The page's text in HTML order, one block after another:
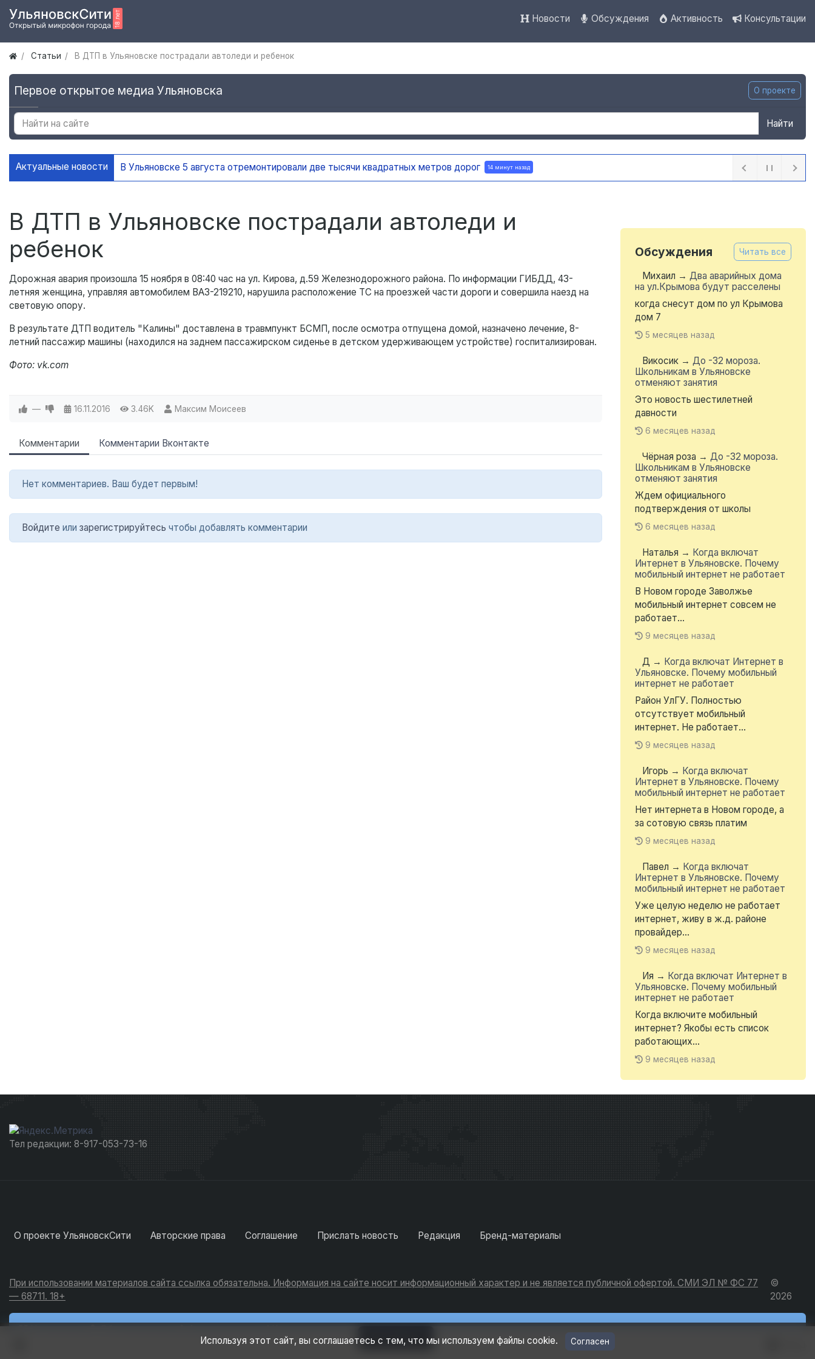
Новости Обсуждения Активность Консультации
Статьи В ДТП в Ульяновске пострадали автоледи и ребенок
Первое открытое медиа Ульяновска О проекте
Найти
Актуальные новости В Ульяновске 5 августа отремонтировали две тысячи квадратных метров дорог 14 минут назад
В ДТП в Ульяновске пострадали автоледи и
ребенок
Дорожная авария произошла 15 ноября в 08:40 час на ул. Кирова, д.59 Железнодорожного района. По информации ГИБДД, 43-
летняя женщина, управляя автомобилем ВАЗ-219210, нарушила расположение ТС на проезжей части дороги и совершила наезд на
световую опору.
В результате ДТП водитель "Калины" доставлена в травмпункт БСМП, после осмотра отпущена домой, назначено лечение, 8-
летний пассажир машины (находился на заднем пассажирском сиденье в детском удерживающем устройстве) госпитализирован.
Фото: vk.com
— 16.11.2016 3.46K Максим Моисеев
Комментарии Комментарии Вконтакте
Нет комментариев. Ваш будет первым!
Войдите или зарегистрируйтесь чтобы добавлять комментарии
Обсуждения Читать все
Михаил → Два аварийных дома
на ул.Крымова будут расселены
когда снесут дом по ул Крымова
дом 7
5 месяцев назад
Викосик → До -32 мороза.
Школьникам в Ульяновске
отменяют занятия
Это новость шестилетней
давности
6 месяцев назад
Чёрная роза → До -32 мороза.
Школьникам в Ульяновске
отменяют занятия
Ждем официального
подтверждения от школы
6 месяцев назад
Наталья → Когда включат
Интернет в Ульяновске. Почему
мобильный интернет не работает
В Новом городе Заволжье
мобильный интернет совсем не
работает...
9 месяцев назад
Д → Когда включат Интернет в
Ульяновске. Почему мобильный
интернет не работает
Район УлГУ. Полностью
отсутствует мобильный
интернет. Не работает...
9 месяцев назад
Игорь → Когда включат
Интернет в Ульяновске. Почему
мобильный интернет не работает
Нет интернета в Новом городе, а
за сотовую связь платим
9 месяцев назад
Павел → Когда включат
Интернет в Ульяновске. Почему
мобильный интернет не работает
Уже целую неделю не работает
интернет, живу в ж.д. районе
провайдер...
9 месяцев назад
Ия → Когда включат Интернет в
Ульяновске. Почему мобильный
интернет не работает
Когда включите мобильный
интернет? Якобы есть список
работающих...
9 месяцев назад
Тел редакции: 8-917-053-73-16
О проекте УльяновскСити Авторские права Соглашение Прислать новость Редакция Бренд-материалы
При использовании материалов сайта ссылка обязательна. Информация на сайте носит информационный характер и не является публичной офертой. СМИ ЭЛ № ФС 77
— 68711. 18+
©
2026
Добавить
Используя этот сайт, вы соглашаетесь с тем, что мы используем файлы cookie. Согласен